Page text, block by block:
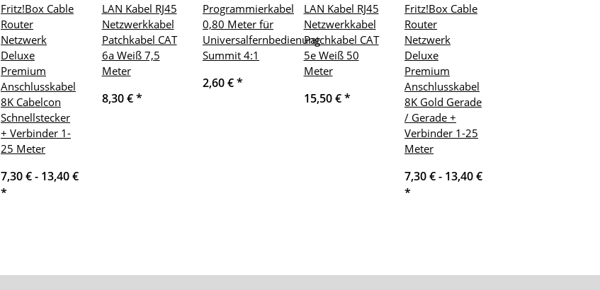
Fritz!Box Cable
Router
Netzwerk
Deluxe
Premium
Anschlusskabel
8K Cabelcon
Schnellstecker
+ Verbinder 1-
25 Meter
7,30 € - 13,40 €
*
LAN Kabel RJ45
Netzwerkkabel
Patchkabel CAT
6a Weiß 7,5
Meter
8,30 €*
Programmierkabel
0,80 Meter für
Universalfernbedienung
Summit 4:1
2,60 €*
LAN Kabel RJ45
Netzwerkkabel
Patchkabel CAT
5e Weiß 50
Meter
15,50 €*
Fritz!Box Cable
Router
Netzwerk
Deluxe
Premium
Anschlusskabel
8K Gold Gerade
/ Gerade +
Verbinder 1-25
Meter
7,30 € - 13,40 €
*